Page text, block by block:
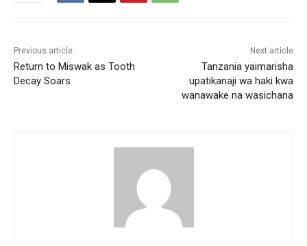
Previous article
Return to Miswak as Tooth
Decay Soars
Next article
Tanzania yaimarisha
upatikanaji wa haki kwa
wanawake na wasichana